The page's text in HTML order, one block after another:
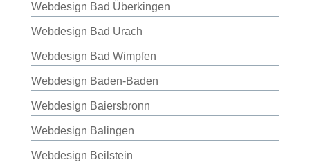
Webdesign Bad Überkingen
Webdesign Bad Urach
Webdesign Bad Wimpfen
Webdesign Baden-Baden
Webdesign Baiersbronn
Webdesign Balingen
Webdesign Beilstein